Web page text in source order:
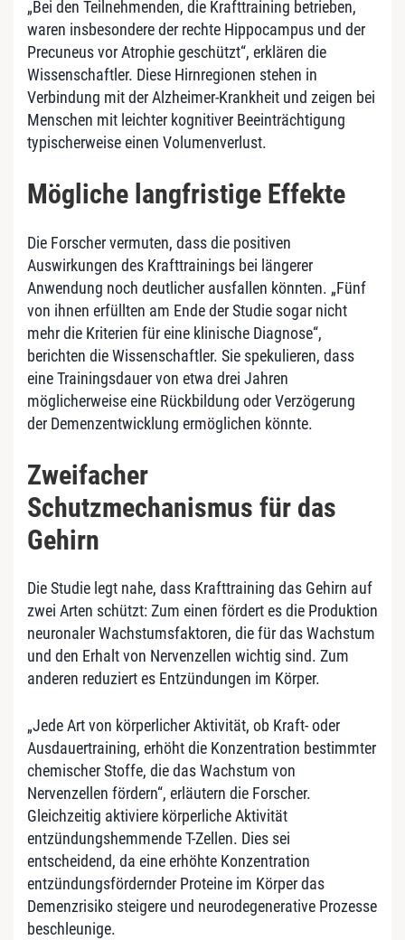
„Bei den Teilnehmenden, die Krafttraining betrieben,
waren insbesondere der rechte Hippocampus und der
Precuneus vor Atrophie geschützt“, erklären die
Wissenschaftler. Diese Hirnregionen stehen in
Verbindung mit der Alzheimer-Krankheit und zeigen bei
Menschen mit leichter kognitiver Beeinträchtigung
typischerweise einen Volumenverlust.
Mögliche langfristige Effekte
Die Forscher vermuten, dass die positiven
Auswirkungen des Krafttrainings bei längerer
Anwendung noch deutlicher ausfallen könnten. „Fünf
von ihnen erfüllten am Ende der Studie sogar nicht
mehr die Kriterien für eine klinische Diagnose“,
berichten die Wissenschaftler. Sie spekulieren, dass
eine Trainingsdauer von etwa drei Jahren
möglicherweise eine Rückbildung oder Verzögerung
der Demenzentwicklung ermöglichen könnte.
Zweifacher
Schutzmechanismus für das
Gehirn
Die Studie legt nahe, dass Krafttraining das Gehirn auf
zwei Arten schützt: Zum einen fördert es die Produktion
neuronaler Wachstumsfaktoren, die für das Wachstum
und den Erhalt von Nervenzellen wichtig sind. Zum
anderen reduziert es Entzündungen im Körper.
„Jede Art von körperlicher Aktivität, ob Kraft- oder
Ausdauertraining, erhöht die Konzentration bestimmter
chemischer Stoffe, die das Wachstum von
Nervenzellen fördern“, erläutern die Forscher.
Gleichzeitig aktiviere körperliche Aktivität
entzündungshemmende T-Zellen. Dies sei
entscheidend, da eine erhöhte Konzentration
entzündungsfördernder Proteine im Körper das
Demenzrisiko steigere und neurodegenerative Prozesse
beschleunige.